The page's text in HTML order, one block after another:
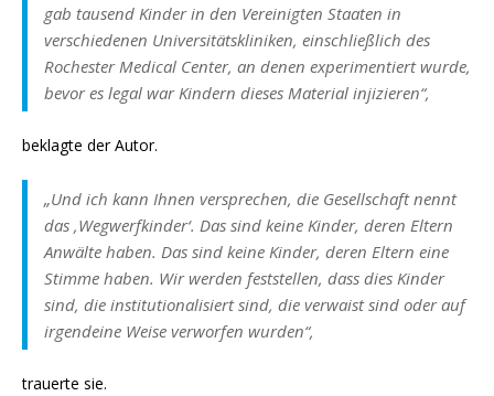
gab tausend Kinder in den Vereinigten Staaten in
verschiedenen Universitätskliniken, einschließlich des
Rochester Medical Center, an denen experimentiert wurde,
bevor es legal war Kindern dieses Material injizieren“,
beklagte der Autor.
„Und ich kann Ihnen versprechen, die Gesellschaft nennt
das ‚Wegwerfkinder‘. Das sind keine Kinder, deren Eltern
Anwälte haben. Das sind keine Kinder, deren Eltern eine
Stimme haben. Wir werden feststellen, dass dies Kinder
sind, die institutionalisiert sind, die verwaist sind oder auf
irgendeine Weise verworfen wurden“,
trauerte sie.